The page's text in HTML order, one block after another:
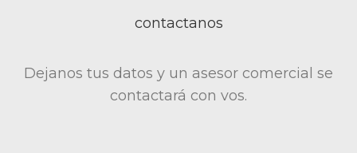
contactanos
Dejanos tus datos y un asesor comercial se
contactará con vos.